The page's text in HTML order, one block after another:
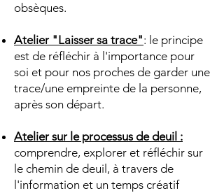
obsèques.
Atelier "Laisser sa trace": le principe
est de réfléchir à l'importance pour
soi et pour nos proches de garder une
trace/une empreinte de la personne,
après son départ.
Atelier sur le processus de deuil :
comprendre, explorer et réfléchir sur
le chemin de deuil, à travers de
l'information et un temps créatif